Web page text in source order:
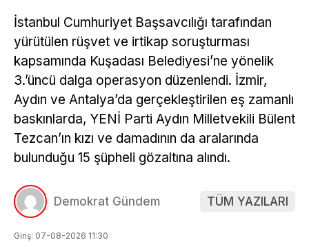
İstanbul Cumhuriyet Başsavcılığı tarafından
yürütülen rüşvet ve irtikap soruşturması
kapsamında Kuşadası Belediyesi’ne yönelik
3.’üncü dalga operasyon düzenlendi. İzmir,
Aydın ve Antalya’da gerçekleştirilen eş zamanlı
baskınlarda, YENİ Parti Aydın Milletvekili Bülent
Tezcan’ın kızı ve damadının da aralarında
bulunduğu 15 şüpheli gözaltına alındı.
Demokrat Gündem TÜM YAZILARI
Giriş: 07-08-2026 11:30